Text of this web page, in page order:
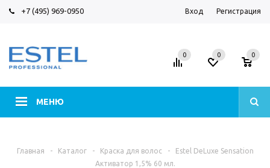
+7 (495) 969-0950 Вход Регистрация
МЕНЮ
0 0 0
Главная - Каталог - Краска для волос -
Estel DeLuxe Sensation
Активатор 1,5% 60 мл.